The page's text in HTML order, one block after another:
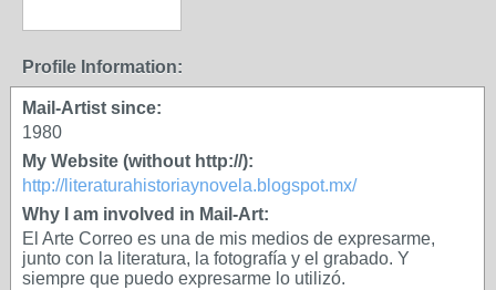
Profile Information:
Mail-Artist since:
1980
My Website (without http://):
http://literaturahistoriaynovela.blogspot.mx/
Why I am involved in Mail-Art:
El Arte Correo es una de mis medios de expresarme,
junto con la literatura, la fotografía y el grabado. Y
siempre que puedo expresarme lo utilizó.